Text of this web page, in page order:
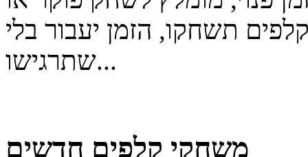
תשחקו, הזמן יעבור בלי
שתרגישו...
משחקי קלפים חדשים